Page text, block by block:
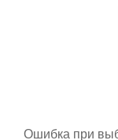
Ошибка при